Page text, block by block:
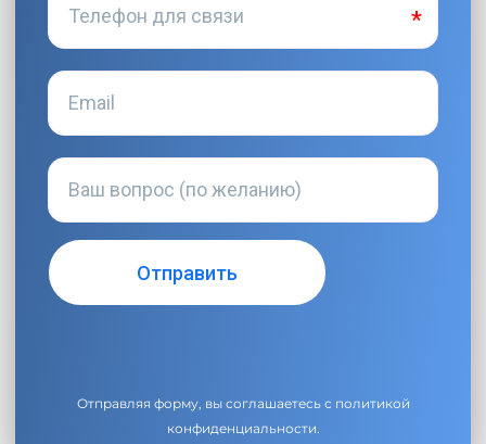
Отправляя форму, вы соглашаетесь с политикой
конфиденциальности.